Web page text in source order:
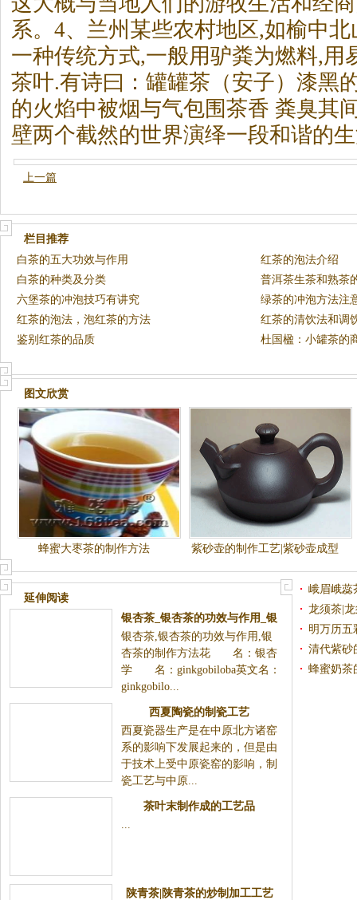
系。4、兰州某些农村地区,如榆中
一种传统方式,一般用驴粪为燃料,用
茶叶.有诗曰：罐罐茶 （安子）漆黑
的火焰中被烟与气包围茶香 粪臭其
壁两个截然的世界演绎一段和谐的
上一篇
栏目推荐
白茶的五大功效与作用
红茶的泡法介绍
白茶的种类及分类
普洱茶生茶和熟茶
六堡茶的冲泡技巧有讲究
绿茶的冲泡方法注
红茶的泡法，泡红茶的方法
红茶的清饮法和调
鉴别红茶的品质
杜国楹：小罐茶的
图文欣赏
蜂蜜大枣茶的制作方法
紫砂壶的制作工艺|紫砂壶成型
的技法
延伸阅读
银杏茶_银杏茶的功效与作用_银
杏茶的制作方法
银杏茶,银杏茶的功效与作用,银
杏茶的制作方法花 名：银杏
学 名：ginkgobiloba英文名：
ginkgobilo...
西夏陶瓷的制瓷工艺
西夏瓷器生产是在中原北方诸窑
系的影响下发展起来的，但是由
于技术上受中原瓷窑的影响，制
瓷工艺与中原...
茶叶末制作成的工艺品
...
陕青茶|陕青茶的炒制加工工艺
峨眉峨蕊
工艺
龙须茶|
明万历
问答第五
清代紫砂
蜂蜜奶茶